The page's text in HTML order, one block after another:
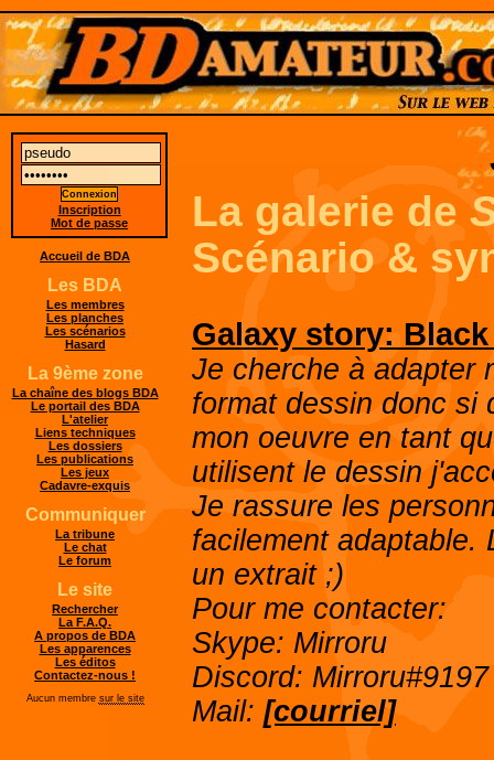
La galerie de
Scénario &
Galaxy story:
Je cherche à adapter
format dessin donc si
mon oeuvre en tant
utilisent le dessin
Je rassure les
facilement adaptable.
un extrait ;)
Pour me contacter:
Skype: Mirroru
Discord: Mirroru#9197
Mail: [courriel]
Inscription
Mot de passe
Accueil de BDA
Les BDA
Les membres
Les planches
Les scénarios
Hasard
La 9ème zone
La chaîne des blogs BDA
Le portail des BDA
L'atelier
Liens techniques
Les dossiers
Les publications
Les jeux
Cadavre-exquis
Communiquer
La tribune
Le chat
Le forum
Le site
Rechercher
La F.A.Q.
A propos de BDA
Les apparences
Les éditos
Contactez-nous !
Aucun membre sur le site